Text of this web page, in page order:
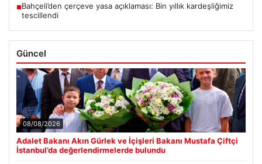
■Bahçeli’den çerçeve yasa açıklaması: Bin yıllık kardeşliğimiz
tescillendi
Güncel
08/08/2026
Adalet Bakanı Akın Gürlek ve İçişleri Bakanı Mustafa Çiftçi
İstanbul’da değerlendirmelerde bulundu